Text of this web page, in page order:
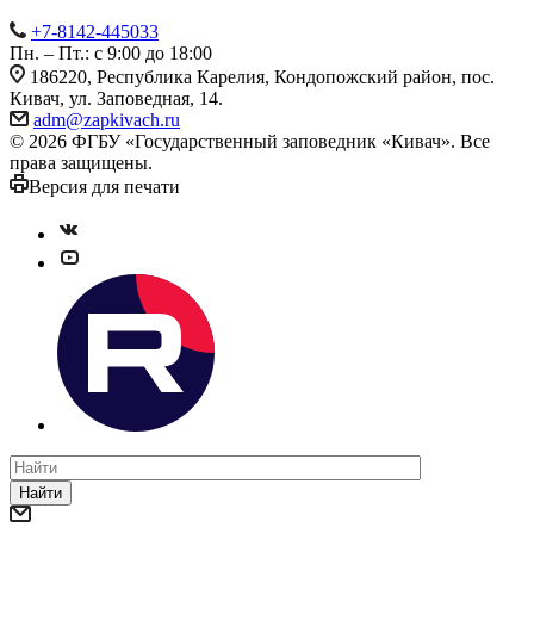
+7-8142-445033
Пн. – Пт.: с 9:00 до 18:00
186220, Республика Карелия, Кондопожский район, пос.
Кивач, ул. Заповедная, 14.
adm@zapkivach.ru
© 2026 ФГБУ «Государственный заповедник «Кивач». Все
права защищены.
Версия для печати
Найти